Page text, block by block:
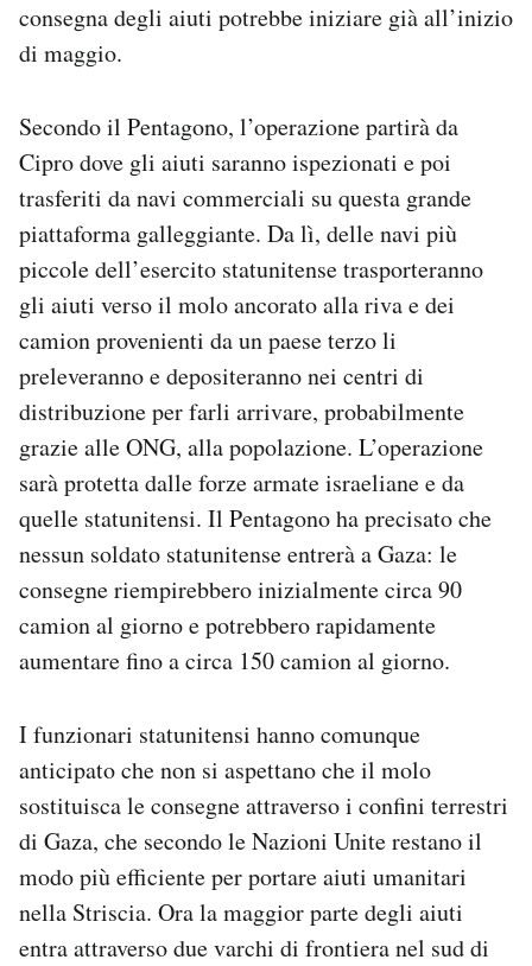
consegna degli aiuti potrebbe iniziare già all’inizio
di maggio.
Secondo il Pentagono, l’operazione partirà da
Cipro dove gli aiuti saranno ispezionati e poi
trasferiti da navi commerciali su questa grande
piattaforma galleggiante. Da lì, delle navi più
piccole dell’esercito statunitense trasporteranno
gli aiuti verso il molo ancorato alla riva e dei
camion provenienti da un paese terzo li
preleveranno e depositeranno nei centri di
distribuzione per farli arrivare, probabilmente
grazie alle ONG, alla popolazione. L’operazione
sarà protetta dalle forze armate israeliane e da
quelle statunitensi. Il Pentagono ha precisato che
nessun soldato statunitense entrerà a Gaza: le
consegne riempirebbero inizialmente circa 90
camion al giorno e potrebbero rapidamente
aumentare fino a circa 150 camion al giorno.
I funzionari statunitensi hanno comunque
anticipato che non si aspettano che il molo
sostituisca le consegne attraverso i confini terrestri
di Gaza, che secondo le Nazioni Unite restano il
modo più efficiente per portare aiuti umanitari
nella Striscia. Ora la maggior parte degli aiuti
entra attraverso due varchi di frontiera nel sud di